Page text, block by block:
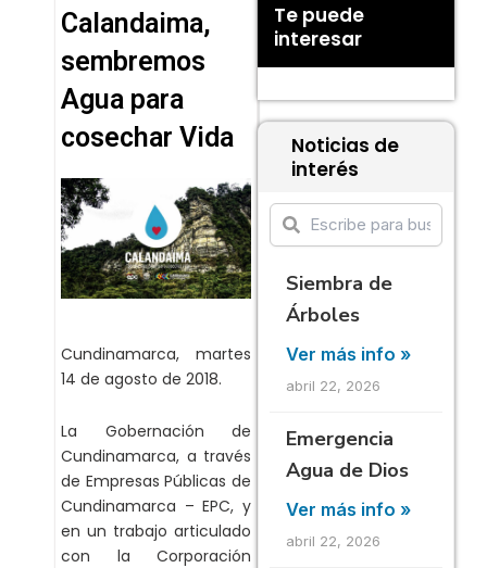
Calandaima,
sembremos
Agua para
cosechar Vida
Cundinamarca, martes
14 de agosto de 2018.
La Gobernación de
Cundinamarca, a través
de Empresas Públicas de
Cundinamarca – EPC, y
en un trabajo articulado
con la Corporación
Te puede
interesar
Noticias de
interés
Siembra de
Árboles
Ver más info »
abril 22, 2026
Emergencia
Agua de Dios
Ver más info »
abril 22, 2026